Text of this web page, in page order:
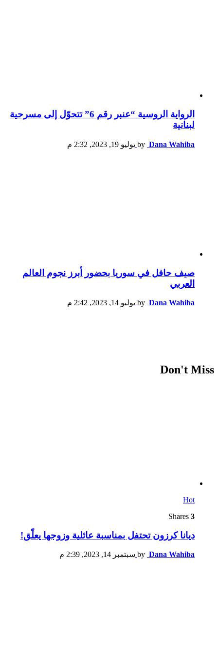
الرواية الروسية “عنبر رقم 6” تتحوّل إلى مسرحية
لبنانية
by Dana Wahiba يوليو 19, 2023, 2:32 م
صيف حافل في سوريا بحضور أبرز نجوم العالم
العربي
by Dana Wahiba يوليو 14, 2023, 2:42 م
Don't Miss
Hot
3
ديانا كرزون تحتفل بمناسبة عائلية وزوجها يعلّق!
by Dana Wahiba سبتمبر 14, 2023, 2:39 م